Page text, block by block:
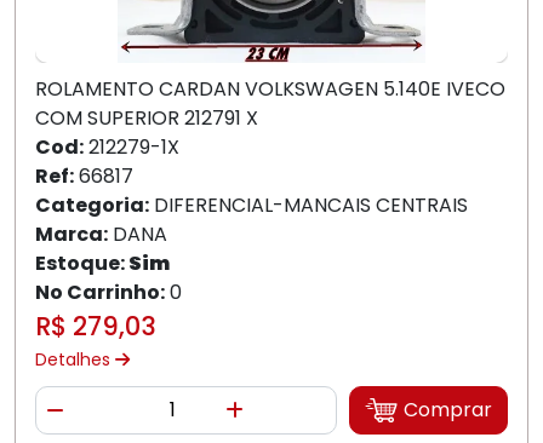
ROLAMENTO CARDAN VOLKSWAGEN 5.140E IVECO
COM SUPERIOR 212791 X
Cod:212279-1X
Ref:66817
Categoria: DIFERENCIAL-MANCAIS CENTRAIS
Marca: DANA
Estoque:Sim
No Carrinho:0
R$ 279,03
Detalhes
Diminuir Quantidade
Quantidade
Adicionar QuantidadeComprar